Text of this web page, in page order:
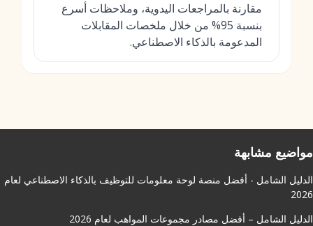
مقارنة بالمراجعات اليدوية، وملاحظات أسرع
بنسبة 95% من خلال ملخصات المقابلات
المدعومة بالذكاء الاصطناعي.
مواضيع مشابهة
الدليل الشامل - أفضل منصة لوحة معلومات للتوظيف بالذكاء الاصطناعي لعام
2026
الدليل الشامل – أفضل مصادر مجموعات المواهب لعام 2026